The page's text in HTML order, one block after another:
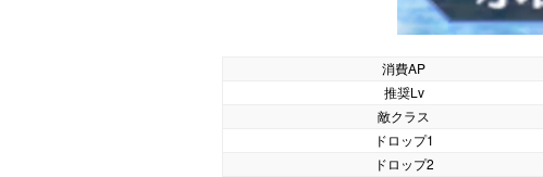
消費AP
推奨Lv
敵クラス
ドロップ1
ドロップ2